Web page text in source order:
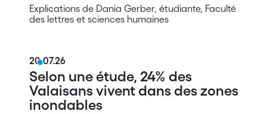
Explications de Dania Gerber, étudiante, Faculté
des lettres et sciences humaines
20.07.26
Selon une étude, 24% des
Valaisans vivent dans des zones
inondables